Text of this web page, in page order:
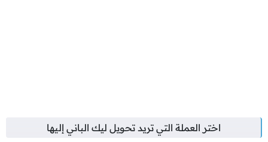
اختر العملة التي تريد تحويل ليك الباني إليها